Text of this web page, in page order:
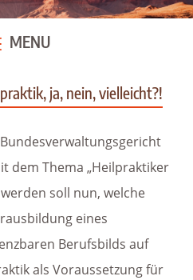
MENU
ja, nein, vielleicht?!
dem Thema „Heilpraktiker
soll nun, welche
eines
Berufsbilds auf
als Voraussetzung für